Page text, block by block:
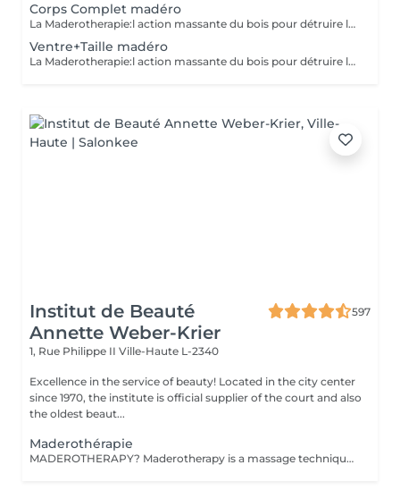
Corps Complet madéro
La Maderotherapie:l action massante du bois pour détruire la cellulite. *Active la circulation sanguine et lymphatique *Réduit les tensions musculaires. *Raffermie et tonifie la peau.
Ventre+Taille madéro
La Maderotherapie:l action massante du bois pour détruire la cellulite. *Active la circulation sanguine et lymphatique *Réduit les tensions musculaires. *Raffermie et tonifie la peau.
Institut de Beauté
Annette Weber-Krier
597
1, Rue Philippe II Ville-Haute L-2340
Excellence in the service of beauty! Located in the city center
since 1970, the institute is official supplier of the court and also
the oldest beaut...
Maderothérapie
MADEROTHERAPY? Maderotherapy is a massage technique derived from oriental medicine and which consists of the application of a body or facial massage with wooden instruments, which allows a complete remodeling. The different shapes and sizes of these instruments allow the massage to be applied with more or less intensity, in addition to adapting it to the different parts of the body. Nowadays, this type of massage can be applied to practically the whole body: legs, abdomen, waist, sides, back and arms, as well as to the face and part of the neck (double chin). One of the great advantages of this treatment is that it is completely natural since it is performed with wooden instruments and is non-invasive. Goals: Reduce fat and cellulite. Activate blood and lymphatic circulation. Reduce the contour and shape the silhouette. Drain and tone the skin. Also create a relaxing effect on the musculature. Provide extra hydration to the skin. Stimulate energy balance. FACIAL MADEROTHERAPY it is a perfect complement to rejuvenation treatments, which: has firming and toning effects, activates the blood and lymphatic circulation of the face, thus helping to improve the appearance of the skin, activates the production of collagen and elastin, also acts on the muscles of the face, providing tone.